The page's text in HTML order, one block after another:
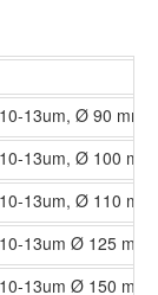
13um, Ø 90 mm.
13um, Ø 100
13um, Ø 110
13um Ø 125
13um Ø 150